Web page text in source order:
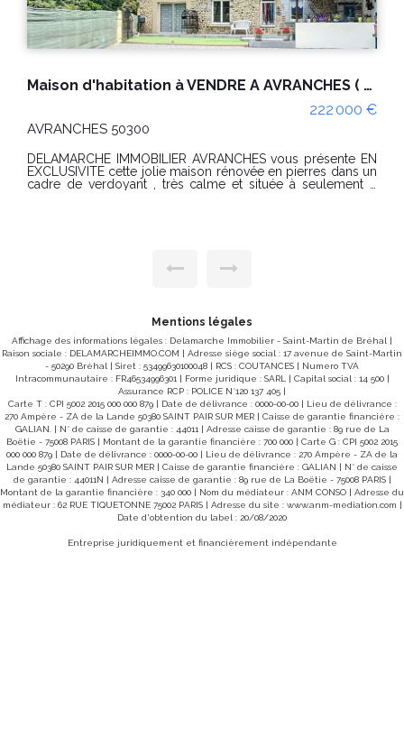
EXCLUSIVITE VAINS (50300) Vue exceptionnelle sur le Mont-Saint-Michel - Longère 6 pièces sur 2317m² de terrain avec accès aux grèves
469 000 €
Coup de coeur face au Mont-Saint-Michel , Longère de
caractère avec accès direct aux grèves, Amoureux de
privilégié aux grèves. Un bien rare, presque confidentiel.
avec coin repas Séjour chaleureux avec cheminée ouverte
Couloir desservant 2 chambres Salle d'eau avec WC
Garage et cave attenants À l'étage : Salon cosy baigné de
lumière Chambre avec accès indépendant vers l'extérieur
(idéal pour accueillir ou projet locatif) Salle d'eau et WC
privatifs Un extérieur exceptionnel Terrain clos et arboré
d'environ 2 300 m² Accès direct aux grèves , un privilège
rare Vue imprenable et évolutive sur le Mont Pourquoi c'est
un bien unique ? Parce qu'ici, on ne parle pas seulement
d'une maison, mais d'un lieu de vie hors du commun, entre
ciel, terre et mer. Un spot parfait pour se ressourcer,
recevoir, ou même développer un projet touristique de
charme. Opportunité rare sur le secteur , à visiter sans
tarder ! Réf 10386SC Prix de vente de la maison 450.000€
Honoraires à la charge de l'acquéreur 19.000€ Prix affiché
469 000€* Réf 10386SC * inclus 4,22% TTC d'honoraires à
la charge de l'acquéreur Absence de chauffage DPE non
est exposé sont disponibles sur le site Géorisques :
Mentions légales
Affichage des informations légales : Delamarche Immobilier - Saint-Martin de Bréhal |
Raison sociale : DELAMARCHEIMMO.COM | Adresse siège social : 17 avenue de Saint-Martin
- 50290 Bréhal | Siret : 53499630100048 | RCS : COUTANCES | Numero TVA
Intracommunautaire : FR46534996301 | Forme juridique : SARL | Capital social : 14 500 |
Assurance RCP : POLICE N°120 137 405 |
Carte T : CPI 5002 2015 000 000 879 | Date de délivrance : 0000-00-00 | Lieu de délivrance :
270 Ampère - ZA de la Lande 50380 SAINT PAIR SUR MER | Caisse de garantie financière :
GALIAN. | N° de caisse de garantie : 44011 | Adresse caisse de garantie : 89 rue de La
Boëtie - 75008 PARIS | Montant de la garantie financière : 700 000 | Carte G : CPI 5002 2015
000 000 879 | Date de délivrance : 0000-00-00 | Lieu de délivrance : 270 Ampère - ZA de la
Lande 50380 SAINT PAIR SUR MER | Caisse de garantie financière : GALIAN | N° de caisse
de garantie : 44011N | Adresse caisse de garantie : 89 rue de La Boëtie - 75008 PARIS |
Montant de la garantie financière : 340 000 | Nom du médiateur : ANM CONSO | Adresse du
médiateur : 62 RUE TIQUETONNE 75002 PARIS | Adresse du site : www.anm-mediation.com
Date d'obtention du label : 20/08/2020
Entreprise juridiquement et financièrement indépendante